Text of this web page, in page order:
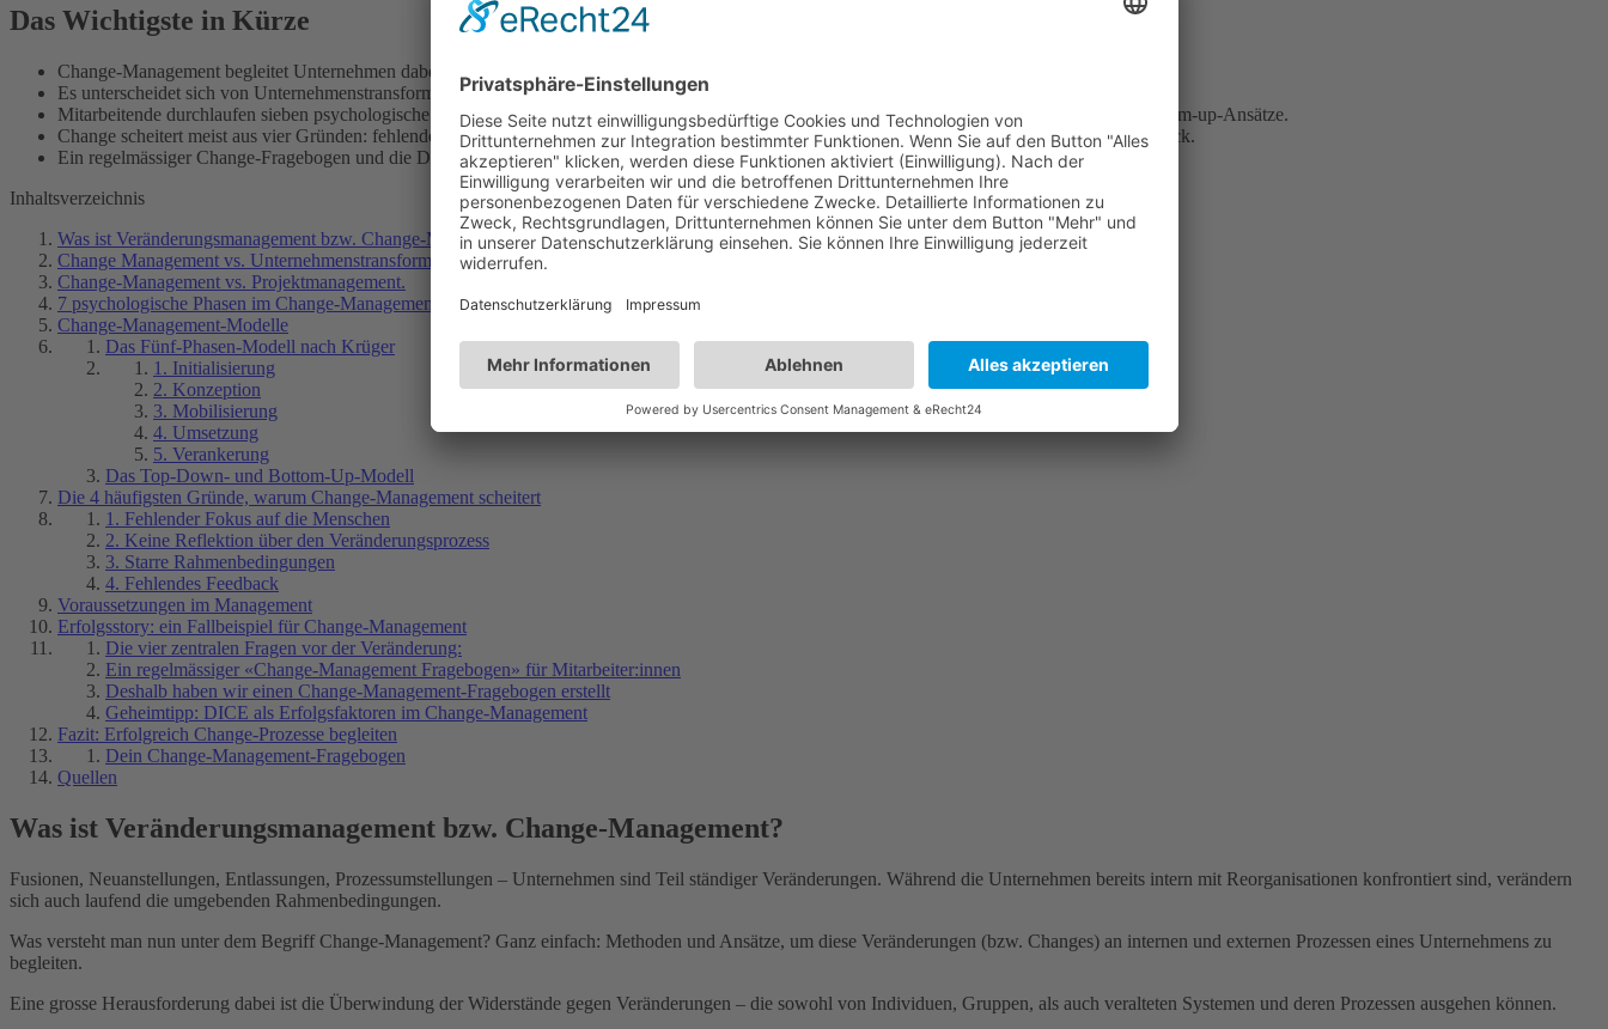
Das Wichtigste in Kürze
Change-Management begleitet Unternehmen dabei, sich an neue Technologien, Globalisierung und neue Arbeitsformen anzupassen.
Es unterscheidet sich von Unternehmenstransformation und von Projektmanagement.
Mitarbeitende durchlaufen sieben psychologische Phasen; bekannte Modelle sind das Fünf-Phasen-Modell nach Krüger sowie Top-down- und Bottom-up-Ansätze.
Change scheitert meist aus vier Gründen: fehlender Fokus auf die Menschen, fehlende Reflexion, starre Rahmenbedingungen und fehlendes Feedback.
Ein regelmässiger Change-Fragebogen und die DICE-Erfolgsfaktoren helfen, Veränderungsprozesse erfolgreich zu begleiten.
Inhaltsverzeichnis
Was ist Veränderungsmanagement bzw. Change-Management?
Change Management vs. Unternehmenstransformation
Change-Management vs. Projektmanagement.
7 psychologische Phasen im Change-Management
Change-Management-Modelle
Das Fünf-Phasen-Modell nach Krüger
1. Initialisierung
2. Konzeption
3. Mobilisierung
4. Umsetzung
5. Verankerung
Das Top-Down- und Bottom-Up-Modell
Die 4 häufigsten Gründe, warum Change-Management scheitert
1. Fehlender Fokus auf die Menschen
2. Keine Reflektion über den Veränderungsprozess
3. Starre Rahmenbedingungen
4. Fehlendes Feedback
Voraussetzungen im Management
Erfolgsstory: ein Fallbeispiel für Change-Management
Die vier zentralen Fragen vor der Veränderung:
Ein regelmässiger «Change-Management Fragebogen» für Mitarbeiter:innen
Deshalb haben wir einen Change-Management-Fragebogen erstellt
Geheimtipp: DICE als Erfolgsfaktoren im Change-Management
Fazit: Erfolgreich Change-Prozesse begleiten
Dein Change-Management-Fragebogen
Quellen
Was ist Veränderungsmanagement bzw. Change-Management?
Fusionen, Neuanstellungen, Entlassungen, Prozessumstellungen – Unternehmen sind Teil ständiger Veränderungen. Während die Unternehmen bereits intern mit Reorganisationen konfrontiert sind, verändern
sich auch laufend die umgebenden Rahmenbedingungen.
Was versteht man nun unter dem Begriff Change-Management? Ganz einfach: Methoden und Ansätze, um diese Veränderungen (bzw. Changes) an internen und externen Prozessen eines Unternehmens zu
begleiten.
Eine grosse Herausforderung dabei ist die Überwindung der Widerstände gegen Veränderungen – die sowohl von Individuen, Gruppen, als auch veralteten Systemen und deren Prozessen ausgehen können.